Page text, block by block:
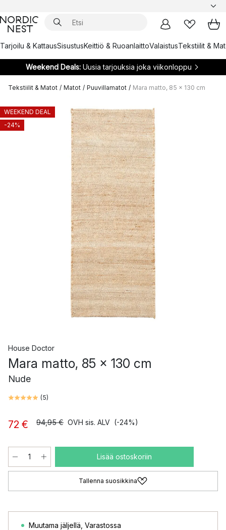
Tarjoilu & KattausSisustusKeittiö & RuoanlaittoValaistusTekstiilit &
Weekend Deals:Uusia tarjouksia joka viikonloppu
Tekstiilit & Matot / Matot / Puuvillamatot / Mara matto, 85 x 130 cm
WEEKEND DEAL
-24%
House Doctor
Mara matto, 85 x 130 cm
Nude
(5)
72 € 94,95 € OVH sis. ALV (-24%)
Lisää ostoskoriin
Tallenna suosikkina
Muutama jäljellä Varastossa